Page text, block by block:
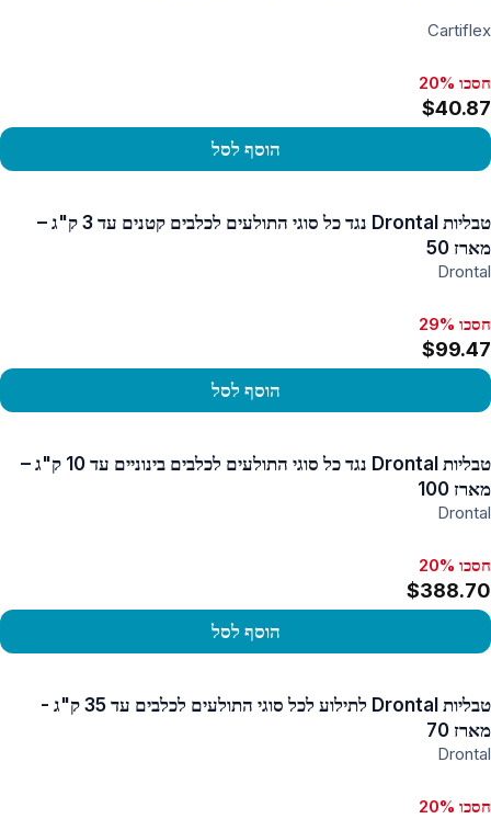
Cartiflex
חסכו 20%
$40.87
הוסף לסל
טבליות Drontal נגד כל סוגי התולעים לכלבים קטנים עד 3 ק"ג –
מארז 50
Drontal
חסכו 29%
$99.47
הוסף לסל
טבליות Drontal נגד כל סוגי התולעים לכלבים בינוניים עד 10 ק"ג –
מארז 100
Drontal
חסכו 20%
$388.70
הוסף לסל
טבליות Drontal לתילוע לכל סוגי התולעים לכלבים עד 35 ק"ג -
מארז 70
Drontal
חסכו 20%